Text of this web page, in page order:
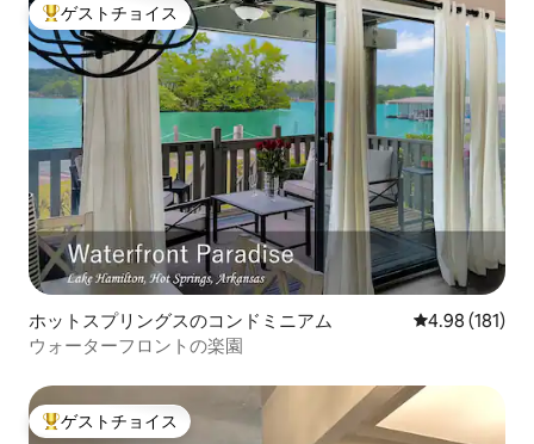
大好評のゲストチョイスです。
ゲストチョイス
ホットスプリングスのコンドミニアム レビュー181
4.98 (181)
ウォーターフロントの楽園
大好評のゲストチョイスです。
ゲストチョイス